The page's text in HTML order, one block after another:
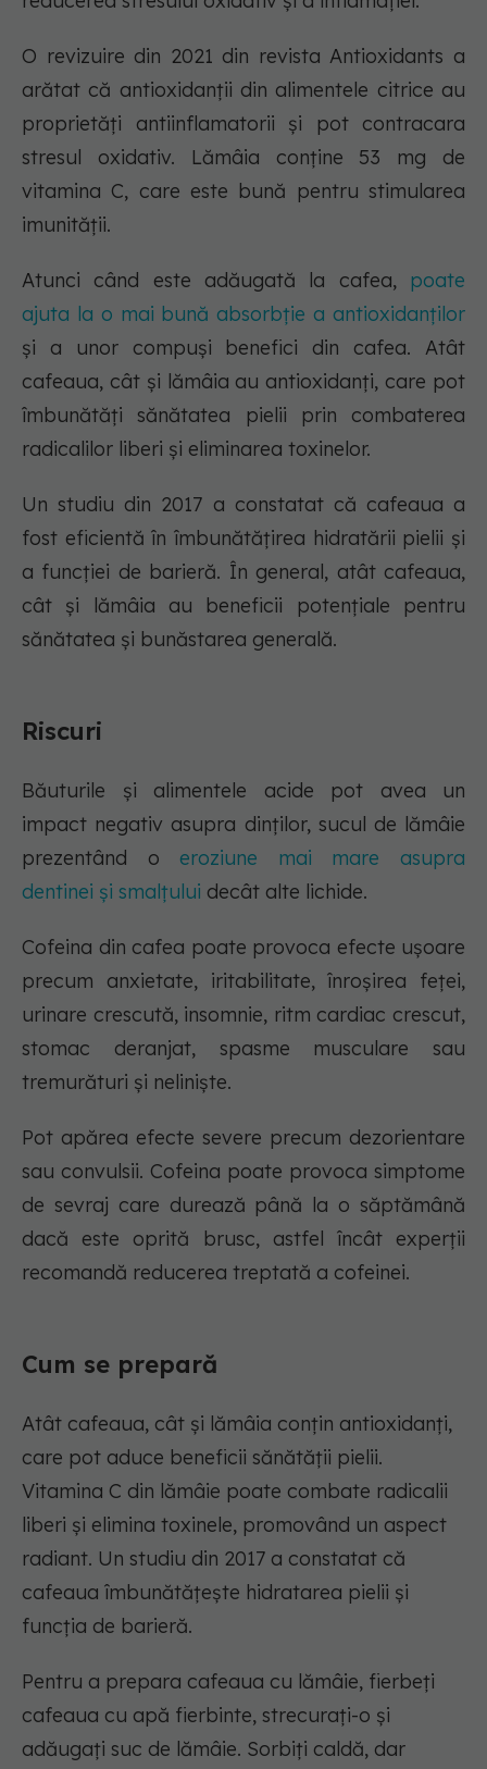
O revizuire din 2021 din revista Antioxidants a
arătat că antioxidanții din alimentele citrice au
proprietăți antiinflamatorii și pot contracara
stresul oxidativ. Lămâia conține 53 mg de
vitamina C, care este bună pentru stimularea
imunității.
Atunci când este adăugată la cafea, poate
ajuta la o mai bună absorbție a antioxidanților
și a unor compuși benefici din cafea. Atât
cafeaua, cât și lămâia au antioxidanți, care pot
îmbunătăți sănătatea pielii prin combaterea
radicalilor liberi și eliminarea toxinelor.
Un studiu din 2017 a constatat că cafeaua a
fost eficientă în îmbunătățirea hidratării pielii și
a funcției de barieră. În general, atât cafeaua,
cât și lămâia au beneficii potențiale pentru
sănătatea și bunăstarea generală.
Riscuri
Băuturile și alimentele acide pot avea un
impact negativ asupra dinților, sucul de lămâie
prezentând o eroziune mai mare asupra
dentinei și smalțului decât alte lichide.
Cofeina din cafea poate provoca efecte ușoare
precum anxietate, iritabilitate, înroșirea feței,
urinare crescută, insomnie, ritm cardiac crescut,
stomac deranjat, spasme musculare sau
tremurături și neliniște.
Pot apărea efecte severe precum dezorientare
sau convulsii. Cofeina poate provoca simptome
de sevraj care durează până la o săptămână
dacă este oprită brusc, astfel încât experții
recomandă reducerea treptată a cofeinei.
Cum se prepară
Atât cafeaua, cât și lămâia conțin antioxidanți,
care pot aduce beneficii sănătății pielii.
Vitamina C din lămâie poate combate radicalii
liberi și elimina toxinele, promovând un aspect
radiant. Un studiu din 2017 a constatat că
cafeaua îmbunătățește hidratarea pielii și
funcția de barieră.
Pentru a prepara cafeaua cu lămâie, fierbeți
cafeaua cu apă fierbinte, strecurați-o și
adăugați suc de lămâie. Sorbiți caldă, dar